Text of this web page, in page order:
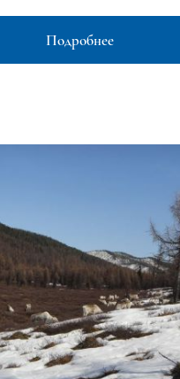
Подробнее